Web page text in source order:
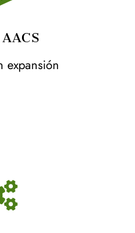
expansión